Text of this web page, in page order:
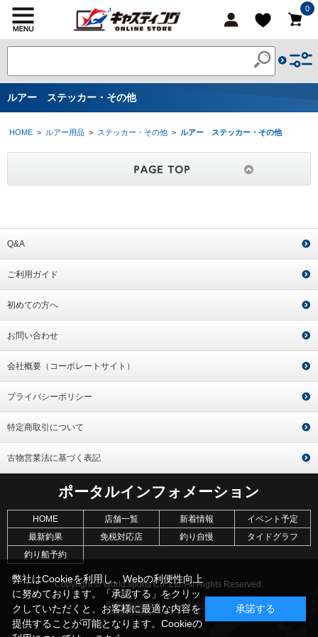
0
ルアー ステッカー・その他
HOME > ルアー用品 > ステッカー・その他 > ルアー ステッカー・その他
Q&A
ご利用ガイド
初めての方へ
お問い合わせ
会社概要（コーポレートサイト）
プライバシーポリシー
特定商取引について
古物営業法に基づく表記
ポータルインフォメーション
HOME 店舗一覧 新着情報
イベント予定
最新釣果
免税対応店 釣り自慢
タイドグラフ
釣り船予約
Copyright © World sports Co.,Ltd. All Rights Reserved.
弊社はCookieを利用し、Webの利便性向上
に努めております。「承認する」をクリッ
クしていただくと、お客様に最適な内容を
提供することが可能となります。Cookieの
承諾する